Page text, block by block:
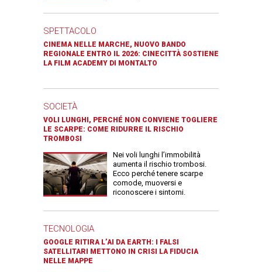
SPETTACOLO
CINEMA NELLE MARCHE, NUOVO BANDO
REGIONALE ENTRO IL 2026: CINECITTÀ SOSTIENE
LA FILM ACADEMY DI MONTALTO
SOCIETÀ
VOLI LUNGHI, PERCHÉ NON CONVIENE TOGLIERE
LE SCARPE: COME RIDURRE IL RISCHIO
TROMBOSI
Nei voli lunghi l’immobilità
aumenta il rischio trombosi.
Ecco perché tenere scarpe
comode, muoversi e
riconoscere i sintomi.
TECNOLOGIA
GOOGLE RITIRA L’AI DA EARTH: I FALSI
SATELLITARI METTONO IN CRISI LA FIDUCIA
NELLE MAPPE